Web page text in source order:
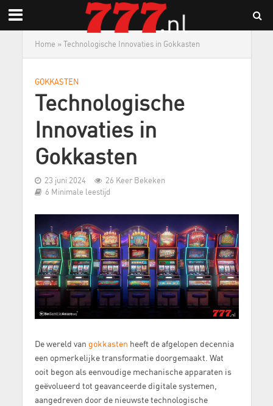
Home » Technologische Innovaties in Gokkasten
GOKKASTEN
Technologische
Innovaties in
Gokkasten
23 juni 2024
26 Keer Bekeken
6 Minimale leestijd
De wereld van gokkasten heeft de afgelopen decennia
een opmerkelijke transformatie doorgemaakt. Wat
ooit begon als eenvoudige mechanische apparaten is
geëvolueerd tot geavanceerde digitale systemen,
aangedreven door de nieuwste technologische